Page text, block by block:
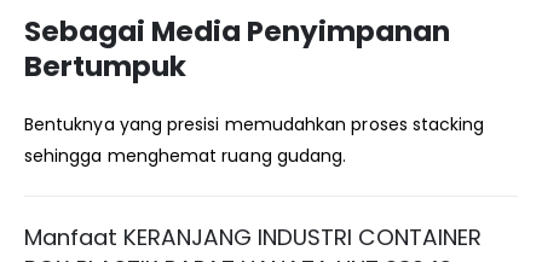
Sebagai Media Penyimpanan
Bertumpuk
Bentuknya yang presisi memudahkan proses stacking
sehingga menghemat ruang gudang.
Manfaat KERANJANG INDUSTRI CONTAINER